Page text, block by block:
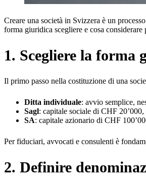
Creare una società in Svizzera è un
forma giuridica scegliere e cosa
1. Scegliere la forma
Il primo passo nella costituzione di una
Ditta individuale: avvio semplice,
Sagl: capitale sociale di CHF
SA: capitale azionario di CHF
Per fiduciari, avvocati e consulenti è
2. Definire